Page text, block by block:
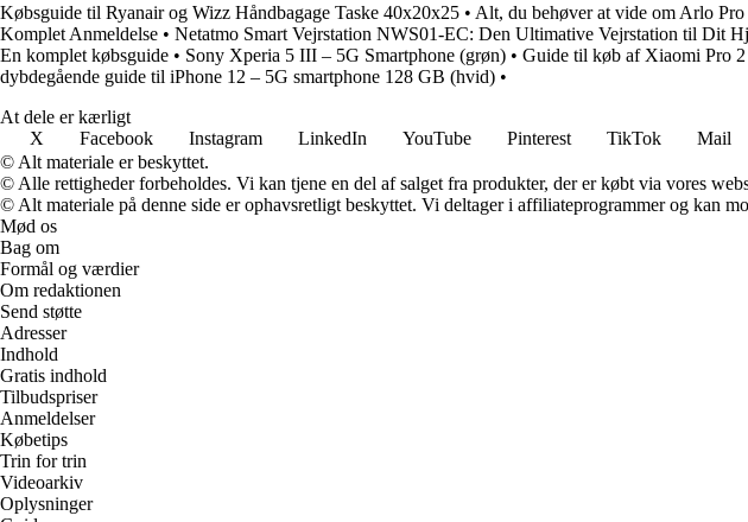
Købsguide til Ryanair og Wizz Håndbagage Taske 40x20x25 • Alt, du behøver at vide om Arlo
Komplet Anmeldelse • Netatmo Smart Vejrstation NWS01-EC: Den Ultimative Vejrstation til Dit
En komplet købsguide • Sony Xperia 5 III – 5G Smartphone (grøn) • Guide til køb af Xiaomi Pro
dybdegående guide til iPhone 12 – 5G smartphone 128 GB (hvid) •
At dele er kærligt
X
Facebook Instagram LinkedIn YouTube Pinterest TikTok Mail
© Alt materiale er beskyttet.
© Alle rettigheder forbeholdes. Vi kan tjene en del af salget fra produkter, der er købt via vores
© Alt materiale på denne side er ophavsretligt beskyttet. Vi deltager i affiliateprogrammer og kan
Mød os
Bag om
Formål og værdier
Om redaktionen
Send støtte
Adresser
Indhold
Gratis indhold
Tilbudspriser
Anmeldelser
Købetips
Trin for trin
Videoarkiv
Oplysninger